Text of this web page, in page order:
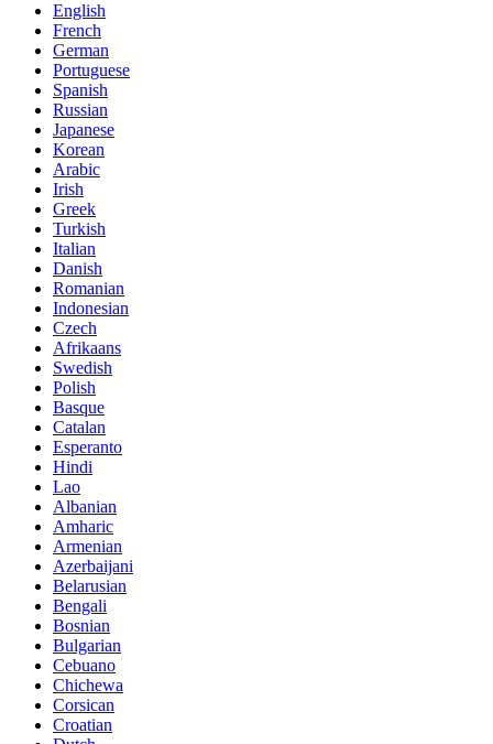
English
French
German
Portuguese
Spanish
Russian
Japanese
Korean
Arabic
Irish
Greek
Turkish
Italian
Danish
Romanian
Indonesian
Czech
Afrikaans
Swedish
Polish
Basque
Catalan
Esperanto
Hindi
Lao
Albanian
Amharic
Armenian
Azerbaijani
Belarusian
Bengali
Bosnian
Bulgarian
Cebuano
Chichewa
Corsican
Croatian